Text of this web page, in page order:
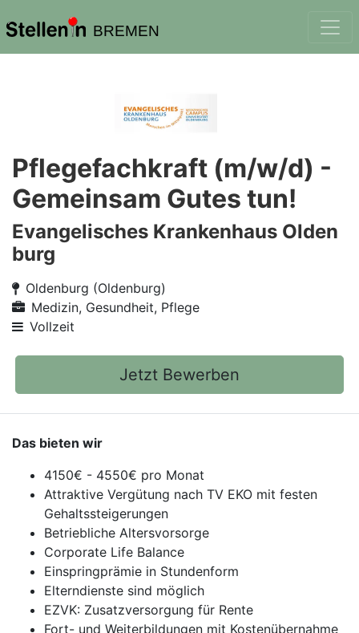
BREMEN
Pflegefachkraft (m/w/d) -
Gemeinsam Gutes tun!
Evangelisches Krankenhaus Olden
burg
Oldenburg (Oldenburg)
Medizin, Gesundheit, Pflege
Vollzeit
Jetzt Bewerben
Das bieten wir
4150€ - 4550€ pro Monat
Attraktive Vergütung nach TV EKO mit festen
Gehaltssteigerungen
Betriebliche Altersvorsorge
Corporate Life Balance
Einspringprämie in Stundenform
Elterndienste sind möglich
EZVK: Zusatzversorgung für Rente
Fort- und Weiterbildungen mit Kostenübernahme